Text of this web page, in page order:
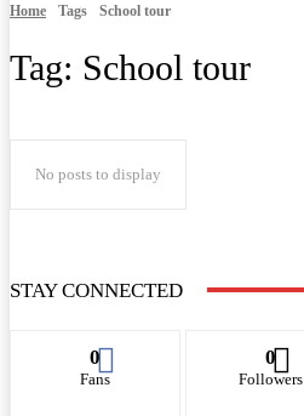
Home Tags School tour
Tag: School tour
No posts to display
STAY CONNECTED
0
Fans
0
Followers